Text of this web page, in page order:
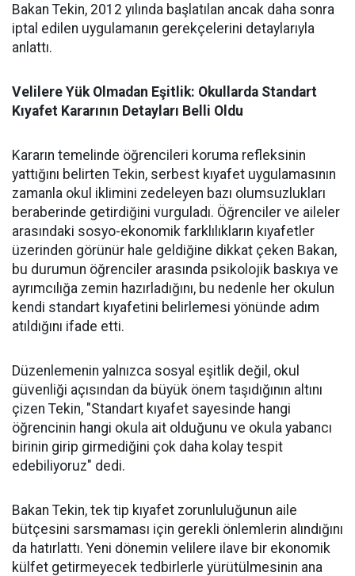
Bakan Tekin, 2012 yılında başlatılan ancak daha sonra
iptal edilen uygulamanın gerekçelerini detaylarıyla
anlattı.
Velilere Yük Olmadan Eşitlik: Okullarda Standart
Kıyafet Kararının Detayları Belli Oldu
Kararın temelinde öğrencileri koruma refleksinin
yattığını belirten Tekin, serbest kıyafet uygulamasının
zamanla okul iklimini zedeleyen bazı olumsuzlukları
beraberinde getirdiğini vurguladı. Öğrenciler ve aileler
arasındaki sosyo-ekonomik farklılıkların kıyafetler
üzerinden görünür hale geldiğine dikkat çeken Bakan,
bu durumun öğrenciler arasında psikolojik baskıya ve
ayrımcılığa zemin hazırladığını, bu nedenle her okulun
kendi standart kıyafetini belirlemesi yönünde adım
atıldığını ifade etti.
Düzenlemenin yalnızca sosyal eşitlik değil, okul
güvenliği açısından da büyük önem taşıdığının altını
çizen Tekin, "Standart kıyafet sayesinde hangi
öğrencinin hangi okula ait olduğunu ve okula yabancı
birinin girip girmediğini çok daha kolay tespit
edebiliyoruz" dedi.
Bakan Tekin, tek tip kıyafet zorunluluğunun aile
bütçesini sarsmaması için gerekli önlemlerin alındığını
da hatırlattı. Yeni dönemin velilere ilave bir ekonomik
külfet getirmeyecek tedbirlerle yürütülmesinin ana